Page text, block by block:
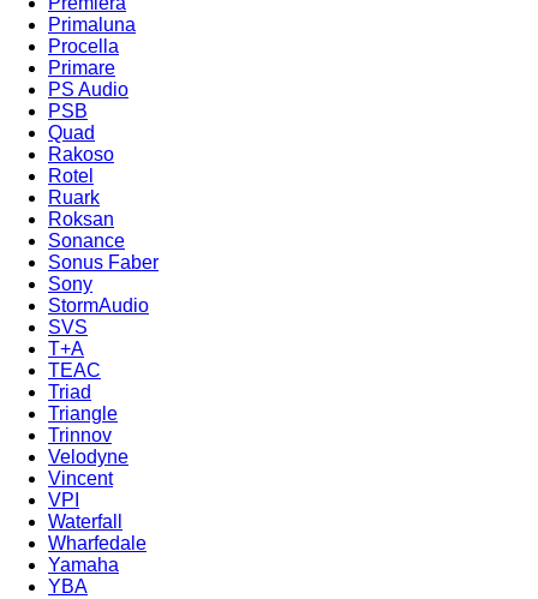
Primaluna
Procella
Primare
PS Audio
PSB
Quad
Rakoso
Rotel
Ruark
Roksan
Sonance
Sonus Faber
Sony
StormAudio
SVS
T+A
TEAC
Triad
Triangle
Trinnov
Velodyne
Vincent
VPI
Waterfall
Wharfedale
Yamaha
YBA